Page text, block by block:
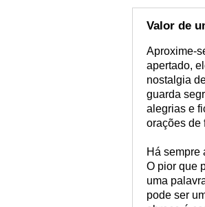
Valor de
Aproxime-
apertado,
nostalgia
guarda
alegrias e
orações de
Há sempre
O pior que
uma
pode ser